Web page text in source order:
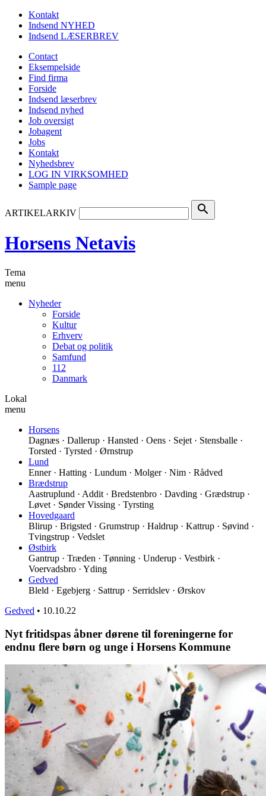
Kontakt
Indsend NYHED
Indsend LÆSERBREV
Contact
Eksempelside
Find firma
Forside
Indsend læserbrev
Indsend nyhed
Job oversigt
Jobagent
Jobs
Kontakt
Nyhedsbrev
LOG IN VIRKSOMHED
Sample page
ARTIKELARKIV search
Horsens Netavis
Tema
menu
Nyheder
Forside
Kultur
Erhverv
Debat og politik
Samfund
112
Danmark
Lokal
menu
Horsens
Dagnæs · Dallerup · Hansted · Oens · Sejet · Stensballe ·
Torsted · Tyrsted · Ørnstrup
Lund
Enner · Hatting · Lundum · Molger · Nim · Rådved
Brædstrup
Aastruplund · Addit · Bredstenbro · Davding · Grædstrup ·
Løvet · Sønder Vissing · Tyrsting
Hovedgaard
Blirup · Brigsted · Grumstrup · Haldrup · Kattrup · Søvind ·
Tvingstrup · Vedslet
Østbirk
Gantrup · Træden · Tønning · Underup · Vestbirk ·
Voervadsbro · Yding
Gedved
Bleld · Egebjerg · Sattrup · Serridslev · Ørskov
Gedved • 10.10.22
Nyt fritidspas åbner dørene til foreningerne for
endnu flere børn og unge i Horsens Kommune